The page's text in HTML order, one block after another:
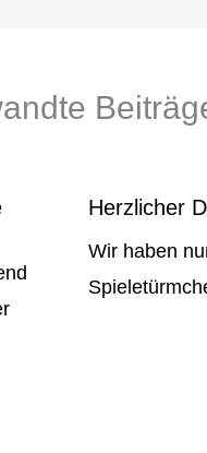
Herzlicher
Wir haben